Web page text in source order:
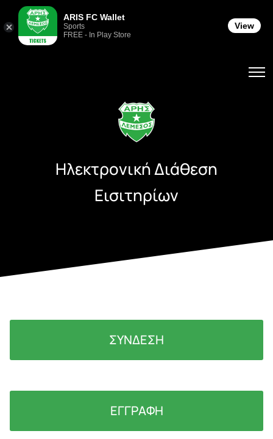
ARIS FC Wallet
Sports
FREE - In Play Store
View
Ηλεκτρονική Διάθεση
Εισιτηρίων
ΣΥΝΔΕΣΗ
ΕΓΓΡΑΦΗ